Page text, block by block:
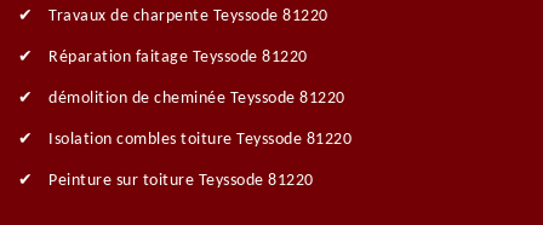
Travaux de charpente Teyssode 81220
Réparation faitage Teyssode 81220
démolition de cheminée Teyssode 81220
Isolation combles toiture Teyssode 81220
Peinture sur toiture Teyssode 81220